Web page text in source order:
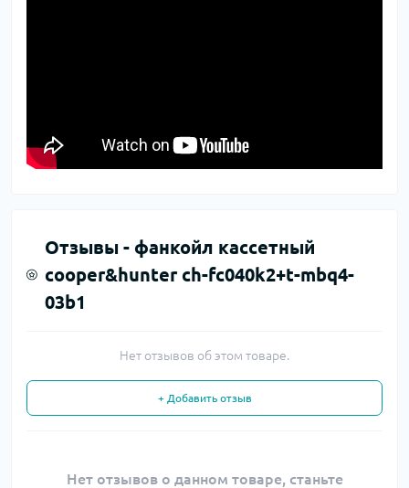
Отзывы - фанкойл кассетный
cooper&hunter ch-fc040k2+t-mbq4-
03b1
Нет отзывов об этом товаре.
+ Добавить отзыв
Нет отзывов о данном товаре, станьте